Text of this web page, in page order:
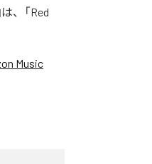
、「Red
Music